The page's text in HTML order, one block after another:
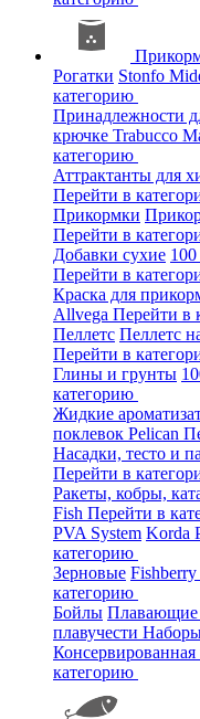
Рогатки Stonfo
категорию
Принадлежности
крючке Trabucco
категорию
Аттрактанты для
Перейти в
Прикормки
Перейти в
Добавки сухие
Перейти в
Краска для
Allvega Перейти в
Пеллетс Пеллетс
Перейти в
Глины и грунты
категорию
Жидкие
поклевок Pelican
Насадки, тесто и
Перейти в
Ракеты, кобры,
Fish Перейти в
PVA System Korda
категорию
Зерновые Fishberry
категорию
Бойлы Плавающие
плавучести
категорию